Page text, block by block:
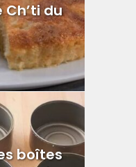
du
boîtes